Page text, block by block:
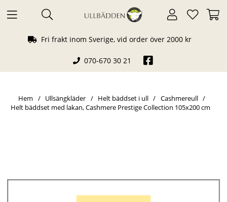
Fri frakt inom Sverige, vid order över 2000 kr
070-670 30 21
Hem Ullsängkläder Helt bäddset i ull
Cashmereull
Helt bäddset med lakan, Cashmere Prestige Collection 105x200 cm